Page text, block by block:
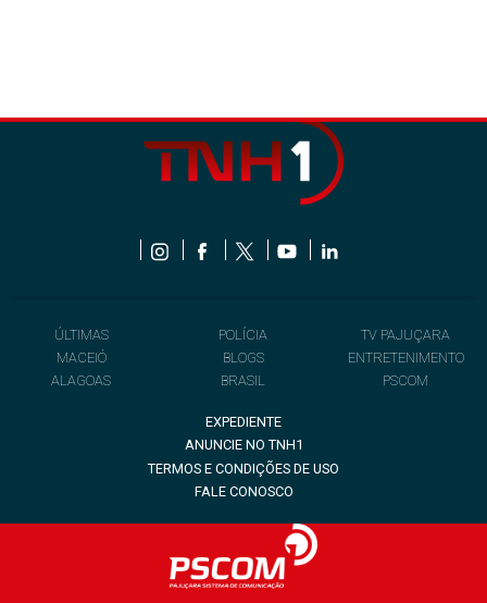
ÚLTIMAS
MACEIÓ
ALAGOAS
POLÍCIA
BLOGS
BRASIL
TV PAJUÇARA
ENTRETENIMENTO
PSCOM
EXPEDIENTE
ANUNCIE NO TNH1
TERMOS E CONDIÇÕES DE USO
FALE CONOSCO